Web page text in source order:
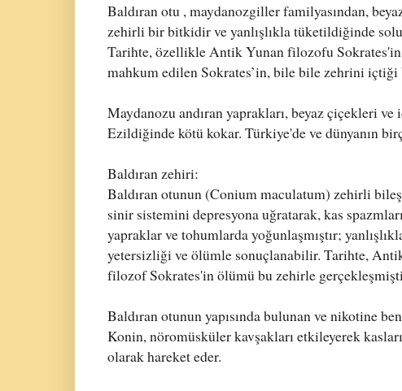
Baldıran otu , maydanozgiller familyasından,
zehirli bir bitkidir ve yanlışlıkla tüketildiğinde
Tarihte, özellikle Antik Yunan filozofu Sokrates'in
mahkum edilen Sokrates’in, bile bile zehrini içtiği
Maydanozu andıran yaprakları, beyaz çiçekleri
Ezildiğinde kötü kokar. Türkiye'de ve dünyanın
Baldıran zehiri:
Baldıran otunun (Conium maculatum) zehirli
sinir sistemini depresyona uğratarak, kas
yapraklar ve tohumlarda yoğunlaşmıştır;
yetersizliği ve ölümle sonuçlanabilir. Tarihte,
filozof Sokrates'in ölümü bu zehirle
Baldıran otunun yapısında bulunan ve nikotine
Konin, nöromüsküler kavşakları etkileyerek
olarak hareket eder.